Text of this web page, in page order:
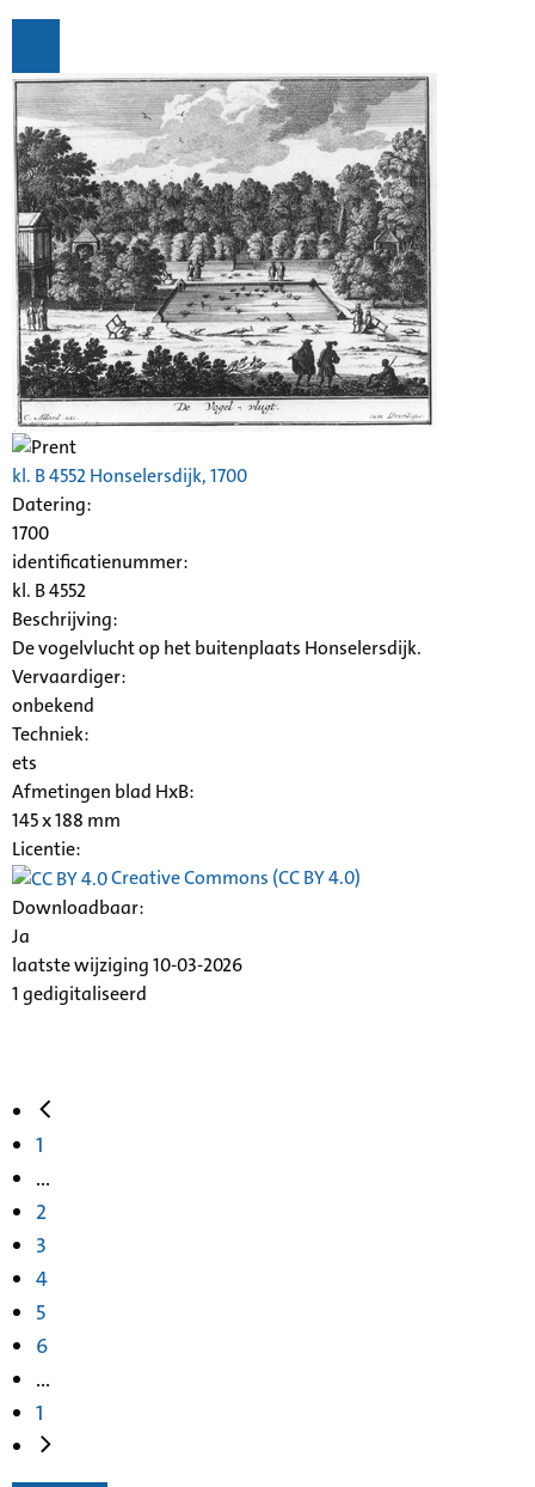
kl. B 4552 Honselersdijk, 1700
Datering:
1700
identificatienummer:
kl. B 4552
Beschrijving:
De vogelvlucht op het buitenplaats Honselersdijk.
Vervaardiger:
onbekend
Techniek:
ets
Afmetingen blad HxB:
145 x 188 mm
Licentie:
Creative Commons (CC BY 4.0)
Downloadbaar:
Ja
laatste wijziging 10-03-2026
1 gedigitaliseerd
1
...
2
3
4
5
6
...
1